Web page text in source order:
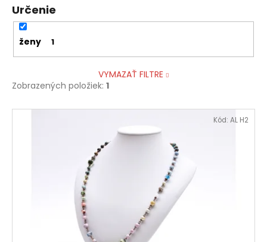
Určenie
ženy 1
VYMAZAŤ FILTRE
Zobrazených položiek: 1
V Kód: AL H2